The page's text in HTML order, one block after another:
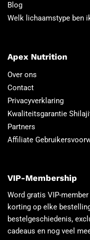
Blog
Welk lichaamstype ben
Apex Nutrition
Over ons
Contact
Privacyverklaring
Kwaliteitsgarantie
Partners
Affiliate
VIP-Membership
Word gratis VIP-
korting op elke
bestelgeschiedenis,
cadeaus en nog veel